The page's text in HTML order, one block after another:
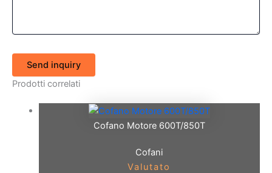
Send inquiry
Prodotti correlati
Cofano Motore 600T/850T
Cofani
Valutato